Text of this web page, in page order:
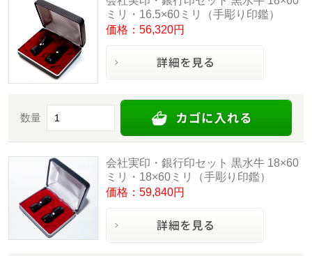
ミリ・16.5×60ミリ（手彫り印鑑）
価格：56,320円
数量
会社実印・銀行印セット 黒水牛 18×60
ミリ・18×60ミリ（手彫り印鑑）
価格：59,840円